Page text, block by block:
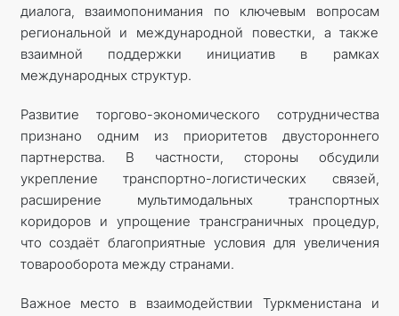
диалога, взаимопонимания по ключевым вопросам
региональной и международной повестки, а также
взаимной поддержки инициатив в рамках
международных структур.
Развитие торгово-экономического сотрудничества
признано одним из приоритетов двустороннего
партнерства. В частности, стороны обсудили
укрепление транспортно-логистических связей,
расширение мультимодальных транспортных
коридоров и упрощение трансграничных процедур,
что создаёт благоприятные условия для увеличения
товарооборота между странами.
Важное место в взаимодействии Туркменистана и